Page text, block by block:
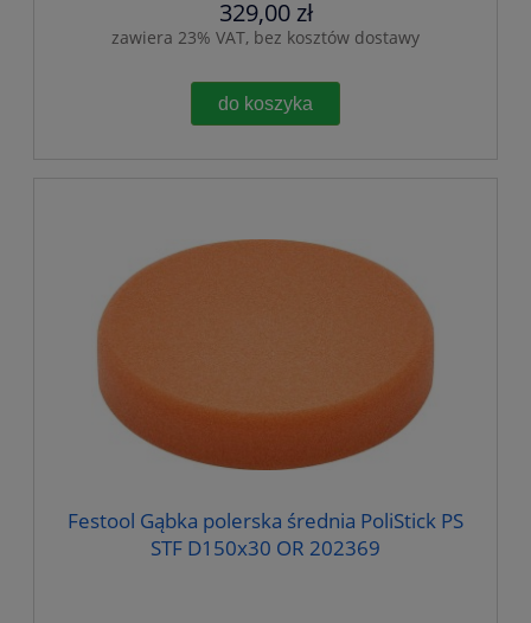
329,00 zł
zawiera 23% VAT, bez kosztów dostawy
do koszyka
Festool Gąbka polerska średnia PoliStick PS
STF D150x30 OR 202369